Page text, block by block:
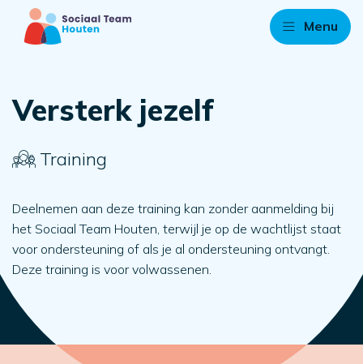
Menu
Versterk jezelf
Training
Deelnemen aan deze training kan zonder aanmelding bij
het Sociaal Team Houten, terwijl je op de wachtlijst staat
voor ondersteuning of als je al ondersteuning ontvangt.
Deze training is voor volwassenen.